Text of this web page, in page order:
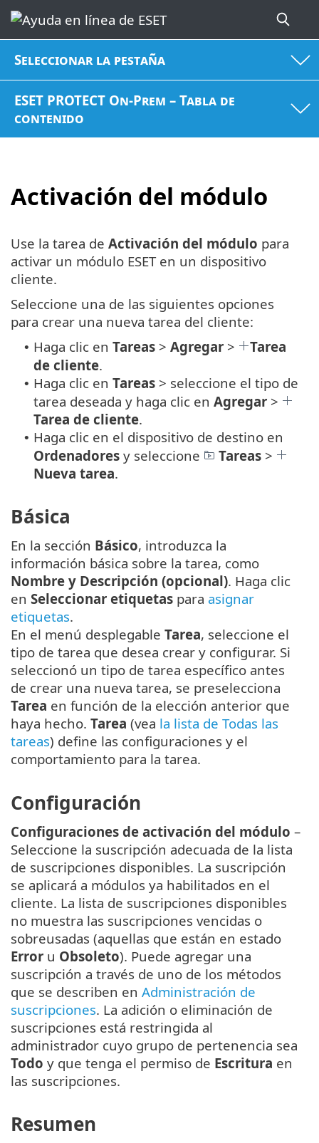
Seleccionar la pestaña
ESET PROTECT On-Prem – Tabla de
contenido
Activación del módulo
Use la tarea de Activación del módulo para
activar un módulo ESET en un dispositivo
cliente.
Seleccione una de las siguientes opciones
para crear una nueva tarea del cliente:
• Haga clic en Tareas > Agregar >
Tarea
de cliente.
• Haga clic en Tareas > seleccione el tipo de
tarea deseada y haga clic en Agregar >
Tarea de cliente.
• Haga clic en el dispositivo de destino en
Ordenadores y seleccione Tareas >
Nueva tarea.
Básica
En la sección Básico, introduzca la
información básica sobre la tarea, como
Nombre y Descripción (opcional). Haga clic
en Seleccionar etiquetas para asignar
etiquetas.
En el menú desplegable Tarea, seleccione el
tipo de tarea que desea crear y configurar. Si
seleccionó un tipo de tarea específico antes
de crear una nueva tarea, se preselecciona
Tarea en función de la elección anterior que
haya hecho. Tarea (vea la lista de Todas las
tareas) define las configuraciones y el
comportamiento para la tarea.
Configuración
Configuraciones de activación del módulo –
Seleccione la suscripción adecuada de la lista
de suscripciones disponibles. La suscripción
se aplicará a módulos ya habilitados en el
cliente. La lista de suscripciones disponibles
no muestra las suscripciones vencidas o
sobreusadas (aquellas que están en estado
Error u Obsoleto). Puede agregar una
suscripción a través de uno de los métodos
que se describen en Administración de
suscripciones. La adición o eliminación de
suscripciones está restringida al
administrador cuyo grupo de pertenencia sea
Todo y que tenga el permiso de Escritura en
las suscripciones.
Resumen